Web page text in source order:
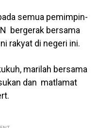
semua pemimpin-
bergerak bersama
rakyat di negeri ini.
marilah bersama
dan matlamat